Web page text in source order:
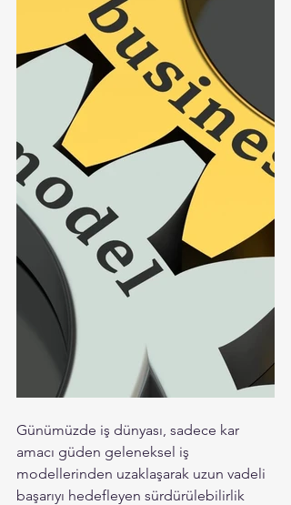
Günümüzde iş dünyası, sadece kar
amacı güden geleneksel iş
modellerinden uzaklaşarak uzun vadeli
başarıyı hedefleyen sürdürülebilirlik